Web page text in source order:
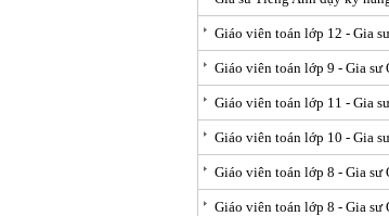
Giáo viên toán lớp 12 - Gia
Giáo viên toán lớp 9 - Gia sư
Giáo viên toán lớp 11 - Gia
Giáo viên toán lớp 10 - Gia
Giáo viên toán lớp 8 - Gia sư
Giáo viên toán lớp 8 - Gia sư